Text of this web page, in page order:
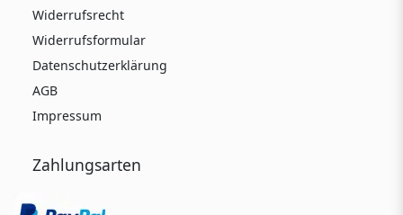
Widerrufsrecht
Widerrufsformular
Datenschutzerklärung
AGB
Impressum
Zahlungsarten